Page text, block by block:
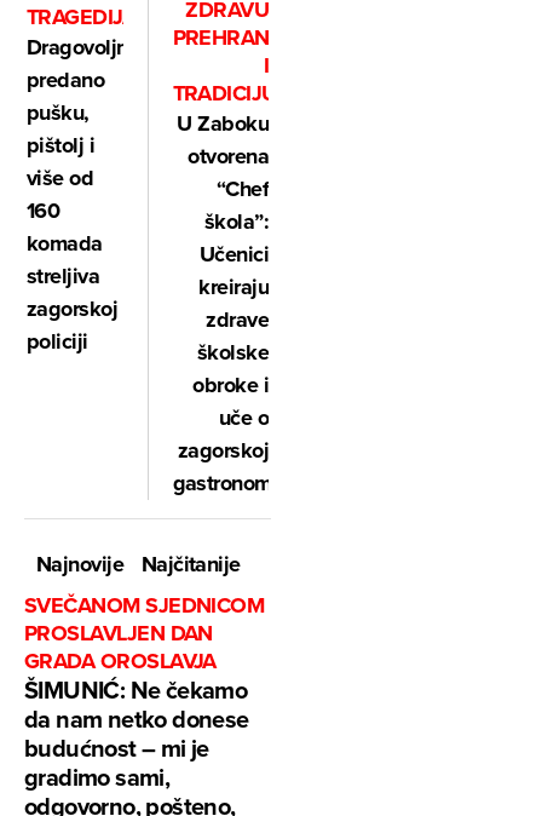
TRAGEDIJA“
Dragovoljno
predano
pušku,
pištolj i
više od
160
komada
streljiva
zagorskoj
policiji
ZDRAVU
PREHRANU
I
TRADICIJU
U Zaboku
otvorena
“Chef
škola”:
Učenici
kreiraju
zdrave
školske
obroke i
uče o
zagorskoj
gastronomiji
Najnovije
Najčitanije
SVEČANOM SJEDNICOM
PROSLAVLJEN DAN
GRADA OROSLAVJA
ŠIMUNIĆ: Ne čekamo
da nam netko donese
budućnost – mi je
gradimo sami,
odgovorno, pošteno,